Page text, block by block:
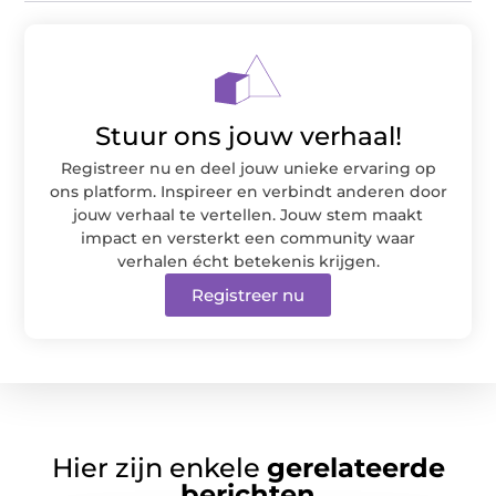
Stuur ons jouw verhaal!
Registreer nu en deel jouw unieke ervaring op
ons platform. Inspireer en verbindt anderen door
jouw verhaal te vertellen. Jouw stem maakt
impact en versterkt een community waar
verhalen écht betekenis krijgen.
Registreer nu
Hier zijn enkele gerelateerde